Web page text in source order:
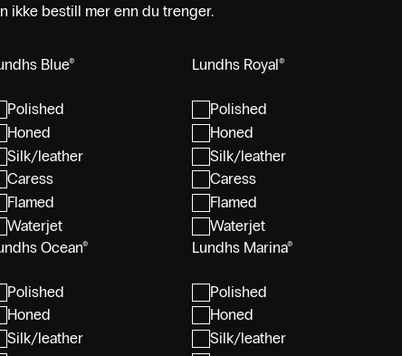
ikke bestill mer enn du trenger.
Blue®
Polished
Honed
Silk/leather
Caress
Flamed
Waterjet
Lundhs Royal®
Polished
Honed
Silk/leather
Caress
Flamed
Waterjet
Ocean®
Polished
Honed
Silk/leather
Lundhs Marina®
Polished
Honed
Silk/leather